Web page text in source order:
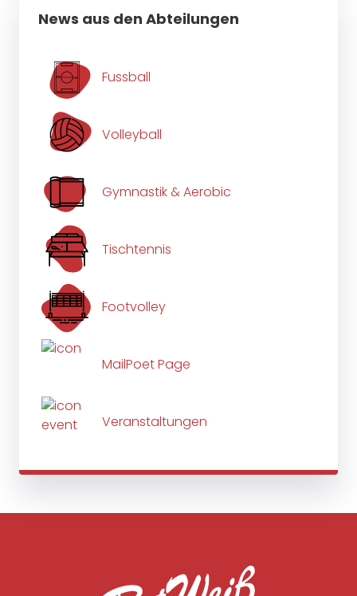
News aus den Abteilungen
Fussball
Volleyball
Gymnastik & Aerobic
Tischtennis
Footvolley
MailPoet Page
Veranstaltungen